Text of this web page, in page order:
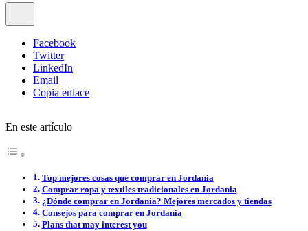
Facebook
Twitter
LinkedIn
Email
Copia enlace
En este artículo
Top mejores cosas que comprar en Jordania
Comprar ropa y textiles tradicionales en Jordania
¿Dónde comprar en Jordania? Mejores mercados y tiendas
Consejos para comprar en Jordania
Plans that may interest you